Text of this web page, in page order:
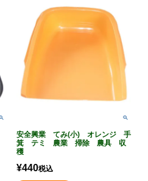
安全興業 てみ(小) オレンジ 手
箕 テミ 農業 掃除 農具 収
穫
¥440税込